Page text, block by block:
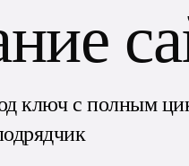
ключ с полным